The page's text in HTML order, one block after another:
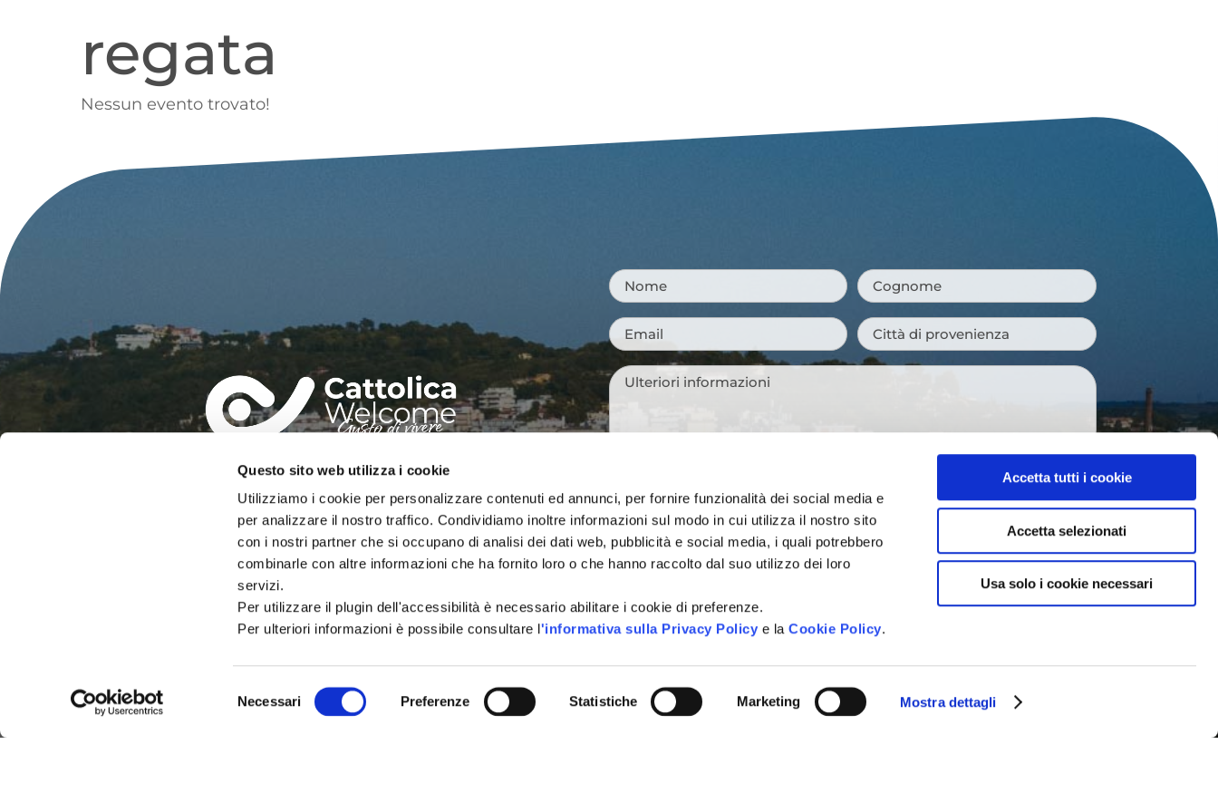
Questo sito web utilizza i cookie
Utilizziamo i cookie per personalizzare contenuti ed annunci, per fornire funzionalità dei social media e
per analizzare il nostro traffico. Condividiamo inoltre informazioni sul modo in cui utilizza il nostro sito
con i nostri partner che si occupano di analisi dei dati web, pubblicità e social media, i quali potrebbero
combinarle con altre informazioni che ha fornito loro o che hanno raccolto dal suo utilizzo dei loro
servizi.
Per utilizzare il plugin dell'accessibilità è necessario abilitare i cookie di preferenze.
Per ulteriori informazioni è possibile consultare l'informativa sulla Privacy Policy e laCookie Policy.
del
Necessari Preferenze Statistiche Marketing Mostra dettagli
Accetta tutti i cookie
Accetta selezionati
Usa solo i cookie necessari
regata
Nessun evento trovato!
IAT – UFFICIO INFORMAZIONI TURISTICHE
DEL COMUNE DI CATTOLICA
PALAZZO DEL TURISMO
Via Mancini, 24 – Cattolica (RN)
Tel: 0541.966697 / 0541.966621
Privacy Policy–Cookie Policy
Nome* Cognome *
Email*
Città
di
Messaggio*
Consenso
newsletter
Si, voglio iscrivermi alla newsletter e ricevere le novità della
città, idee per i weekend, eventi imperdibili e suggerimenti per
vivere Cattolica in ogni stagione.
Acconsento al trattamento dei dati personali così come
definito all'interno delle